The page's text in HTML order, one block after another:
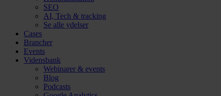
SEO
AI, Tech & tracking
Se alle ydelser
Cases
Brancher
Events
Vidensbank
Webinarer & events
Blog
Podcasts